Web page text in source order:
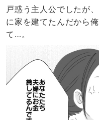
戸惑う主人公でしたが
に家を建てたんだから
て…。